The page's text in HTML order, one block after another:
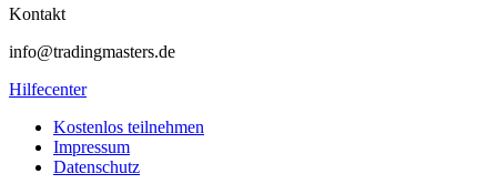
Kontakt
info@tradingmasters.de
Hilfecenter
Kostenlos teilnehmen
Impressum
Datenschutz